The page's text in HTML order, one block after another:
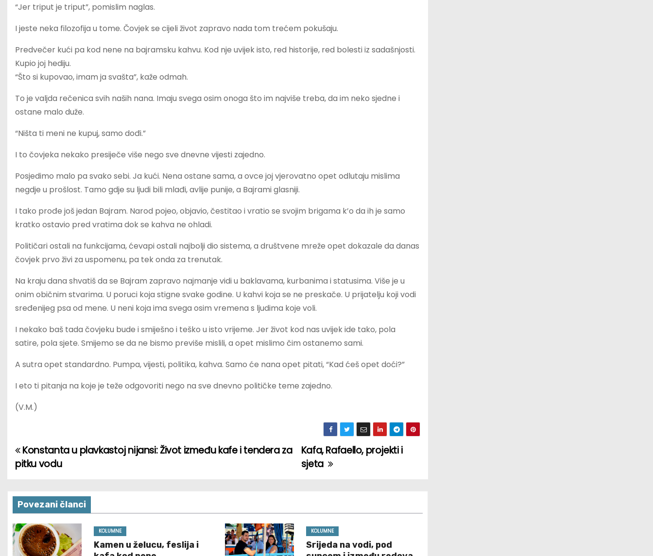
“Jer triput je triput”, pomislim naglas.
I jeste neka filozofija u tome. Čovjek se cijeli život zapravo nada tom trećem pokušaju.
Predvečer kući pa kod nene na bajramsku kahvu. Kod nje uvijek isto, red historije, red bolesti iz sadašnjosti.
Kupio joj hediju.
“Što si kupovao, imam ja svašta”, kaže odmah.
To je valjda rečenica svih naših nana. Imaju svega osim onoga što im najviše treba, da im neko sjedne i
ostane malo duže.
“Ništa ti meni ne kupuj, samo dođi.”
I to čovjeka nekako presiječe više nego sve dnevne vijesti zajedno.
Posjedimo malo pa svako sebi. Ja kući. Nena ostane sama, a ovce joj vjerovatno opet odlutaju mislima
negdje u prošlost. Tamo gdje su ljudi bili mlađi, avlije punije, a Bajrami glasniji.
I tako prođe još jedan Bajram. Narod pojeo, objavio, čestitao i vratio se svojim brigama k’o da ih je samo
kratko ostavio pred vratima dok se kahva ne ohladi.
Političari ostali na funkcijama, ćevapi ostali najbolji dio sistema, a društvene mreže opet dokazale da danas
čovjek prvo živi za uspomenu, pa tek onda za trenutak.
Na kraju dana shvatiš da se Bajram zapravo najmanje vidi u baklavama, kurbanima i statusima. Više je u
onim običnim stvarima. U poruci koja stigne svake godine. U kahvi koja se ne preskače. U prijatelju koji vodi
sređenijeg psa od mene. U neni koja ima svega osim vremena s ljudima koje voli.
I nekako baš tada čovjeku bude i smiješno i teško u isto vrijeme. Jer život kod nas uvijek ide tako, pola
satire, pola sjete. Smijemo se da ne bismo previše mislili, a opet mislimo čim ostanemo sami.
A sutra opet standardno. Pumpa, vijesti, politika, kahva. Samo će nana opet pitati, “Kad ćeš opet doći?”
I eto ti pitanja na koje je teže odgovoriti nego na sve dnevno političke teme zajedno.
(V.M.)
P
o
s
t
n
Kafa, Rafaello, projekti i
sjeta
Konstanta u plavkastoj nijansi: Život između kafe i tendera za
pitku vodu
Povezani članci
KOLUMNE
Kamen u želucu, feslija i
KOLUMNE
Srijeda na vodi, pod